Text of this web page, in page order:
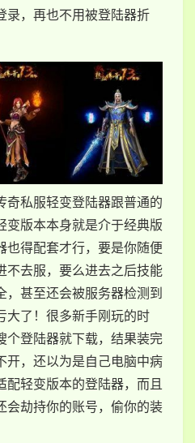
录，再也不用被登陆器折
奇私服轻变登陆器跟普通的
变版本本身就是介于经典版
也得配套才行，要是你随便
不去服，要么进去之后技能
，甚至还会被服务器检测到
大了！很多新手刚玩的时
个登陆器就下载，结果装完
开，还以为是自己电脑中病
配轻变版本的登陆器，而且
会劫持你的账号，偷你的装